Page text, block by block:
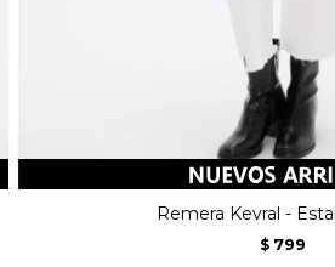
Remera Kevral -
$ 799